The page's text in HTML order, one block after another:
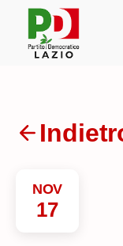
NOV
17